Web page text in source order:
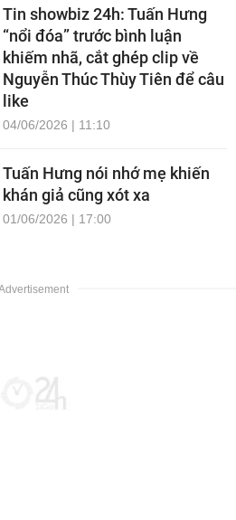
Tin showbiz 24h: Tuấn Hưng
“nổi đóa” trước bình luận
khiếm nhã, cắt ghép clip về
Nguyễn Thúc Thùy Tiên để câu
like
04/06/2026 | 11:10
Tuấn Hưng nói nhớ mẹ khiến
khán giả cũng xót xa
01/06/2026 | 17:00